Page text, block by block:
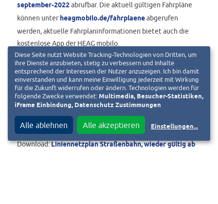
september-2022abrufbar. Die aktuell gültigen Fahrpläne
können unterheagmobilo.de/fahrplaeneabgerufen
werden, aktuelle Fahrplaninformationen bietet auch die
kostenlose App der HEAG mobilo.
In den hessischen Herbstferien kommt es von 24. bis 30.
Oktober 2022 erneut zu betrieblichen Änderungen. Hierzu
informiert die HEAG mobilo ihre Fahrgäste rechtzeitig.
Download:Liniennetzplan Straßenbahn, wieder gültig ab
Diese Seite nutzt Website Tracking-Technologien von Dritten, um
ihre Dienste anzubieten, stetig zu verbessern und Inhalte
entsprechend der Interessen der Nutzer anzuzeigen. Ich bin damit
einverstanden und kann meine Einwilligung jederzeit mit Wirkung
für die Zukunft widerrufen oder ändern. Technologien werden für
folgende Zwecke verwendet: Multimedia, Besucher-Statistiken,
iFrame Einbindung, Datenschutz Zustimmungen
Alle ablehnen Alle akzeptieren Einstellungen...